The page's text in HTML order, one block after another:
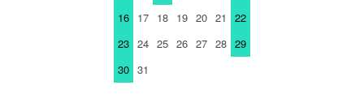
16 17 18 19 20 21
22
23 24 25 26 27 28 29
30 31